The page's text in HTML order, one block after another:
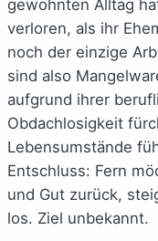
gewohnten Alltag
verloren, als ihr
noch der einzige
sind also
aufgrund ihrer
Obdachlosigkeit
Lebensumstände
Entschluss: Fern
und Gut zurück,
los. Ziel unbekannt.